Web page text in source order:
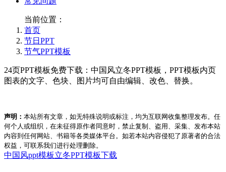
当前位置：
首页
节日PPT
节气PPT模板
24页PPT模板免费下载：中国风立冬PPT模板，PPT模板内页
图表的文字、色块、图片均可自由编辑、改色、替换。
声明： 本站所有文章，如无特殊说明或标注，均为互联网收集整理发布。任
何个人或组织，在未征得原作者同意时，禁止复制、盗用、采集、发布本站
内容到任何网站、书籍等各类媒体平台。如若本站内容侵犯了原著者的合法
权益，可联系我们进行处理删除。
中国风ppt模板立冬PPT模板下载